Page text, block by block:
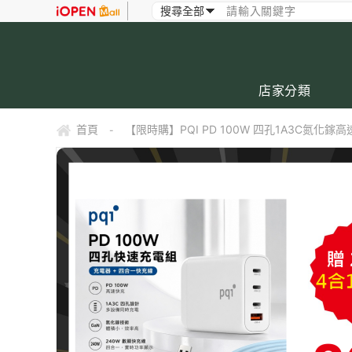
店家分類
首頁 - 【限時購】PQI PD 100W 四孔1A3C氮化鎵